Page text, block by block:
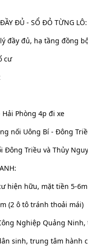
ĐỦ - SỔ ĐỎ TỪNG LÔ:
đầy đủ, hạ tầng đồng
cư
Hải Phòng 4p đi xe
nối Uông Bí - Đông
Đông Triều và Thủy
hiện hữu, mặt tiền 5-6m
(2 ô tô tránh thoải mái)
Nghiệp Quảng
sinh, trung tâm hành